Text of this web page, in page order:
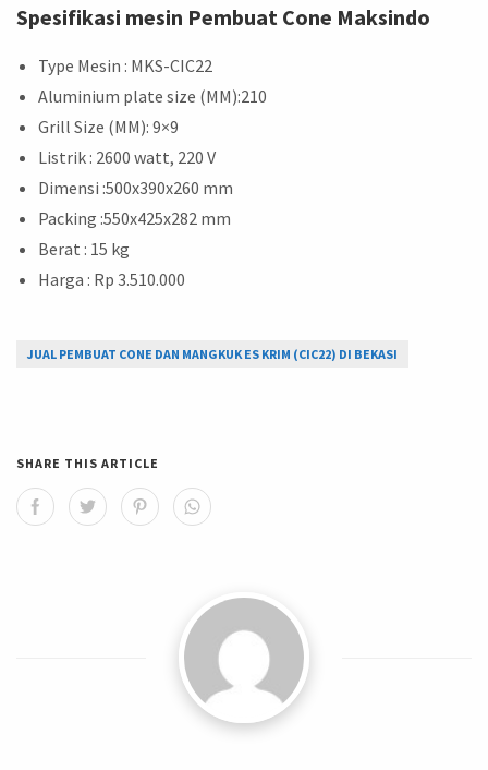
Spesifikasi mesin Pembuat Cone Maksindo
Type Mesin : MKS-CIC22
Aluminium plate size (MM):210
Grill Size (MM): 9×9
Listrik : 2600 watt, 220 V
Dimensi :500x390x260 mm
Packing :550x425x282 mm
Berat : 15 kg
Harga : Rp 3.510.000
JUAL PEMBUAT CONE DAN MANGKUK ES KRIM (CIC22) DI BEKASI
SHARE THIS ARTICLE